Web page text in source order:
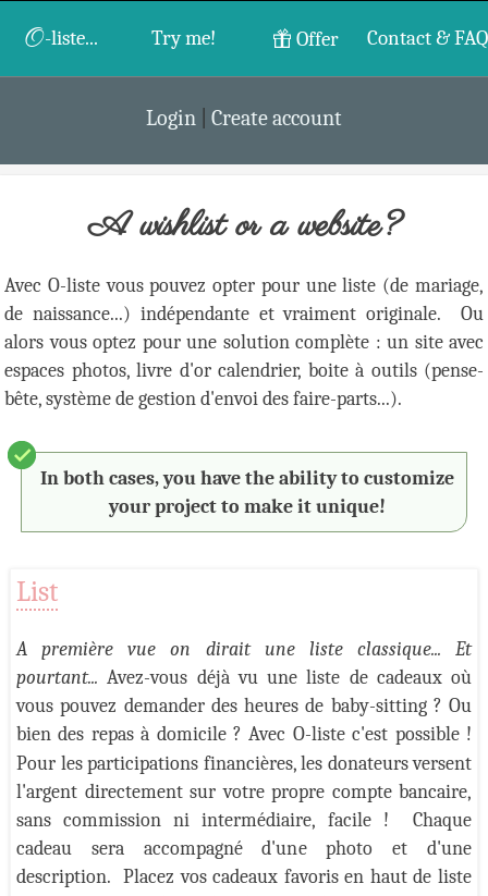
O-liste... Try me! Offer Contact & FAQ
Login Create account
A wishlist or a website?
Avec O-liste vous pouvez opter pour une liste (de mariage,
de naissance...) indépendante et vraiment originale.
Ou
alors vous optez pour une solution complète : un site avec
espaces photos, livre d'or calendrier, boite à outils (pense-
bête, système de gestion d'envoi des faire-parts...).
In both cases, you have the ability to customize
your project to make it unique!
List
A première vue on dirait une liste classique... Et
pourtant... Avez-vous déjà vu une liste de cadeaux où
vous pouvez demander des heures de baby-sitting ? Ou
bien des repas à domicile ? Avec O-listec'est possible !
Pour les participations financières, les donateurs versent
l'argent directement sur votre propre compte bancaire,
sans commission ni intermédiaire, facile !
Chaque
cadeau sera accompagné d'une photo et d'une
description.
Placez vos cadeaux favoris en haut de liste